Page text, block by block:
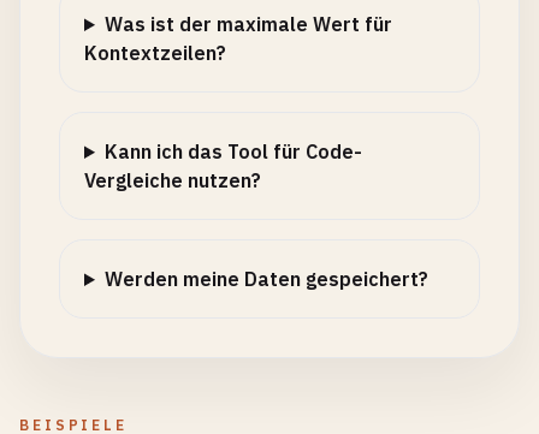
Was ist der maximale Wert für
Kontextzeilen?
Kann ich das Tool für Code-
Vergleiche nutzen?
Werden meine Daten gespeichert?
BEISPIELE